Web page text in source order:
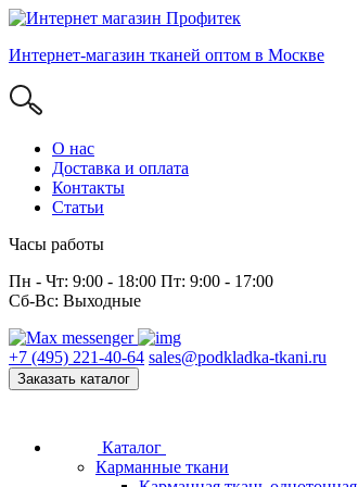
Интернет-магазин тканей оптом в Москве
О нас
Доставка и оплата
Контакты
Статьи
Часы работы
Пн - Чт: 9:00 - 18:00 Пт: 9:00 - 17:00
Сб-Вс: Выходные
+7 (495) 221-40-64 sales@podkladka-tkani.ru
Заказать каталог
Каталог
Карманные ткани